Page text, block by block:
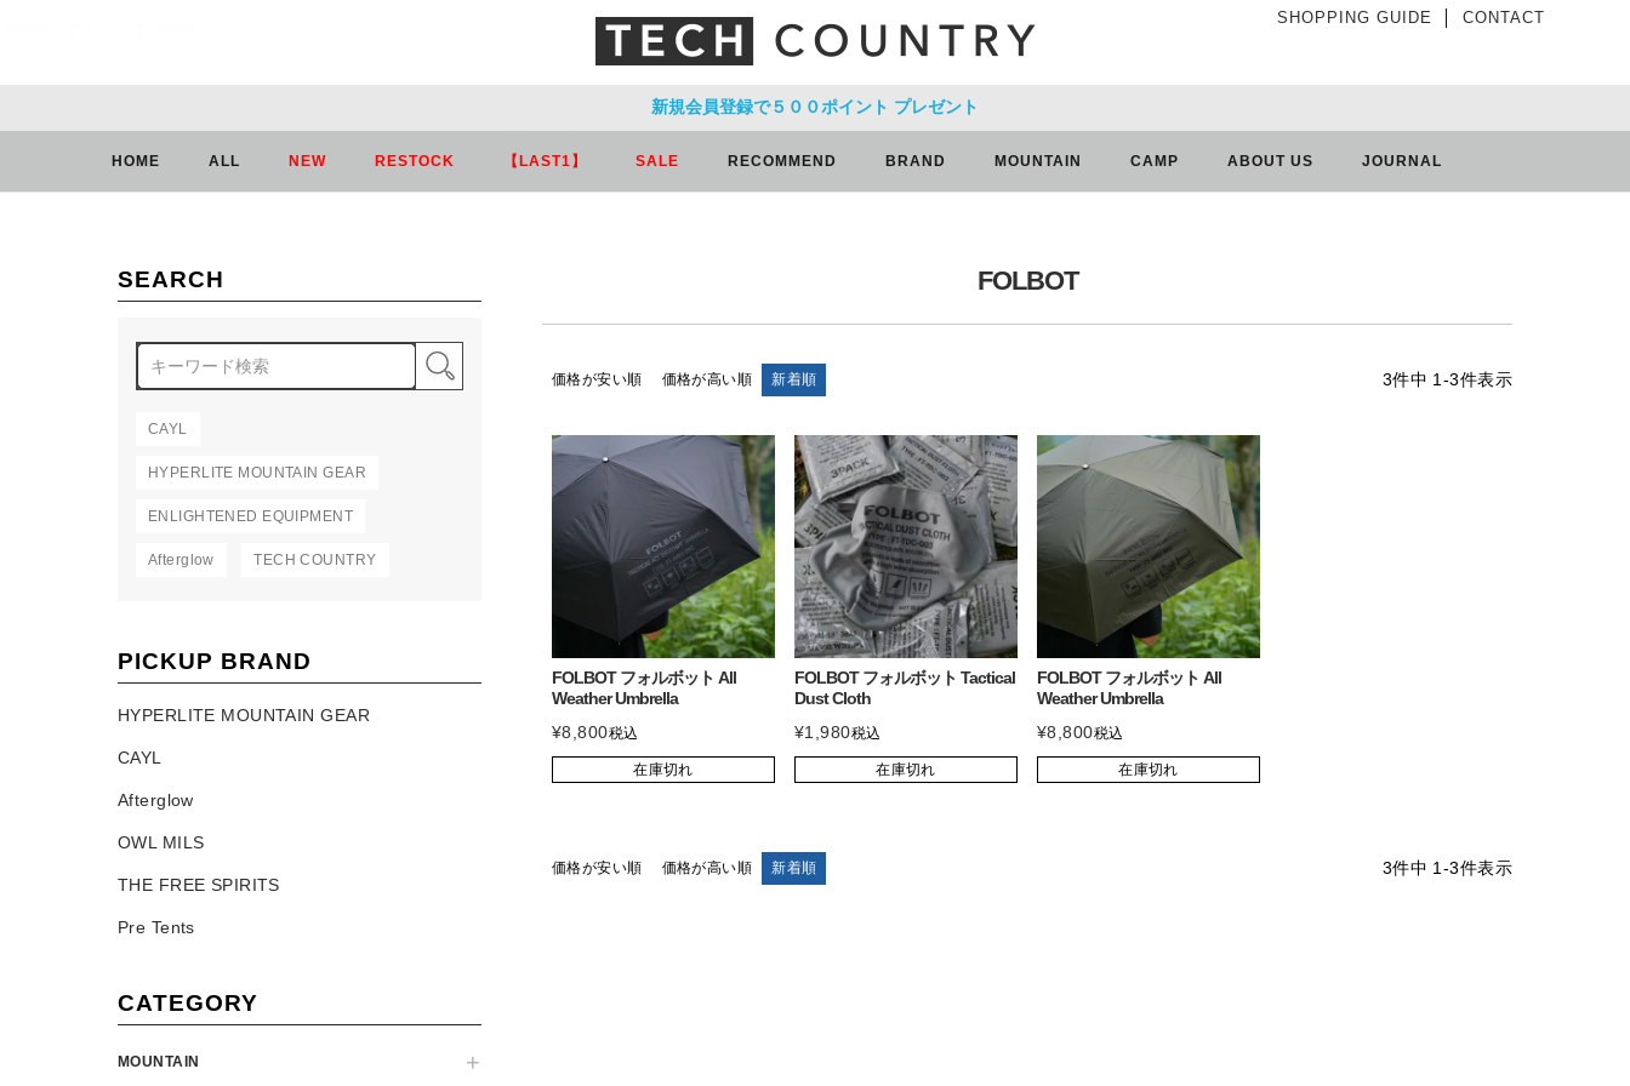
SHOPPING GUIDE CONTACT
新規会員登録で５００ポイント プレゼント
HOME ALL NEW RESTOCK 【LAST1】 SALE RECOMMEND BRAND MOUNTAIN CAMP ABOUT US JOURNAL
SEARCH
CAYL
HYPERLITE MOUNTAIN GEAR
ENLIGHTENED EQUIPMENT
Afterglow TECH COUNTRY
PICKUP BRAND
HYPERLITE MOUNTAIN GEAR
CAYL
Afterglow
OWL MILS
THE FREE SPIRITS
Pre Tents
CATEGORY
MOUNTAIN
FOLBOT
価格が安い順 価格が高い順 新着順 3件中 1 -3件表示
FOLBOT フォルボット All
Weather Umbrella
¥8,800税込
在庫切れ
FOLBOT フォルボット Tactical
Dust Cloth
¥1,980税込
在庫切れ
FOLBOT フォルボット All
Weather Umbrella
¥8,800税込
在庫切れ
価格が安い順 価格が高い順 新着順 3件中 1 -3件表示